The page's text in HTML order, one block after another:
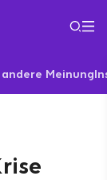
andere Meinung